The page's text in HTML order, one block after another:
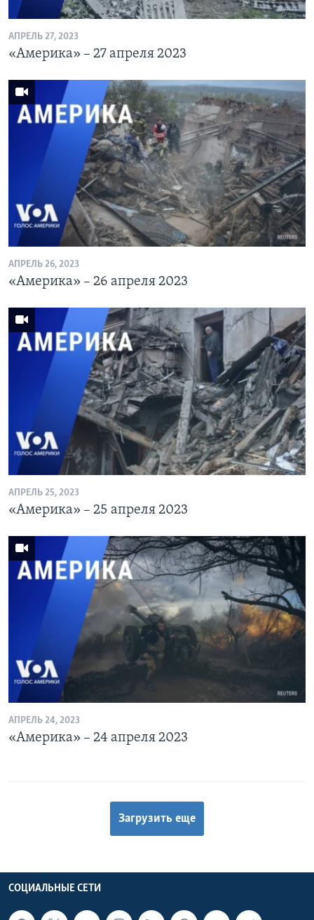
АПРЕЛЬ 27, 2023
«Америка» – 27 апреля 2023
АПРЕЛЬ 26, 2023
«Америка» – 26 апреля 2023
АПРЕЛЬ 25, 2023
«Америка» – 25 апреля 2023
АПРЕЛЬ 24, 2023
«Америка» – 24 апреля 2023
Загрузить еще
СОЦИАЛЬНЫЕ СЕТИ